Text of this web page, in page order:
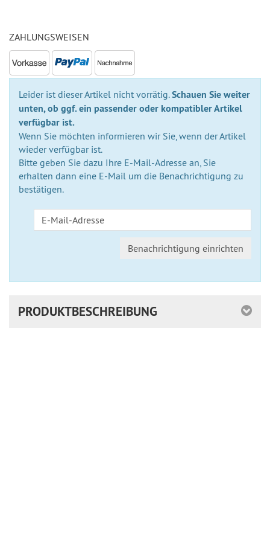
ZAHLUNGSWEISEN
Leider ist dieser Artikel nicht vorrätig.Schauen Sie weiter
unten, ob ggf. ein passender oder kompatibler Artikel
verfügbar ist.
Wenn Sie möchten informieren wir Sie, wenn der Artikel
wieder verfügbar ist.
Bitte geben Sie dazu Ihre E-Mail-Adresse an, Sie
erhalten dann eine E-Mail um die Benachrichtigung zu
bestätigen.
Benachrichtigung einrichten
PRODUKTBESCHREIBUNG